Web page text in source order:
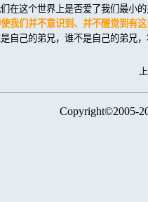
在这个世界上是否爱了我们最小
我们并不意识到、并不醒觉到有
自己的弟兄，谁不是自己的弟兄
Copyright©2005-